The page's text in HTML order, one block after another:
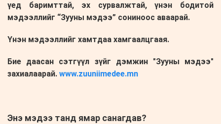
үед баримттай, эх сурвалжтай, үнэн бодитой
мэдээллийг “Зууны мэдээ” сониноос аваарай.
Үнэн мэдээллийг хамтдаа хамгаалцгаая.
Бие даасан сэтгүүл зүйг дэмжин "Зууны мэдээ"
захиалаарай. www.zuuniimedee.mn
Энэ мэдээ танд ямар санагдав?